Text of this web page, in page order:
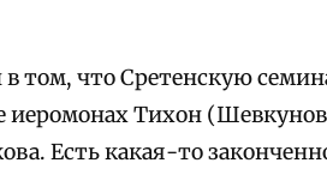
том, что Сретенскую
иеромонах Тихон
Есть какая-то